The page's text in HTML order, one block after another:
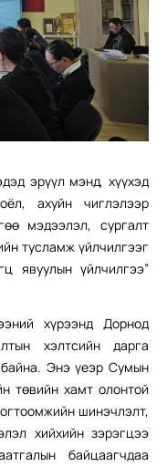
эрүүл мэнд, хүүхэд
ахуйн чиглэлээр
мэдээлэл, сургалт
тусламж үйлчилгээг
явуулын үйлчилгээ”
хүрээнд Дорнод
хэлтсийн дарга
Энэ үеэр Сумын
төвийн хамт олонтой
шинэчлэлт,
хийхийн зэрэгцээ
байцаагчдаа